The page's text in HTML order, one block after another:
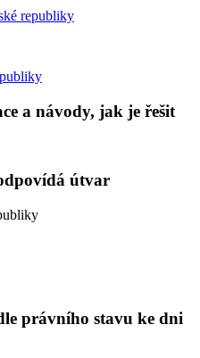
republiky
a návody, jak je řešit
útvar
právního stavu ke dni